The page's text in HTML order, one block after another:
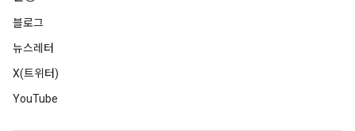
블로그
뉴스레터
X(트위터)
YouTube